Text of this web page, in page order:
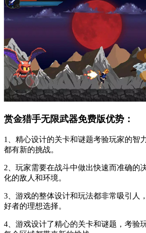
赏金猎手无限武器免费版优势：
1、精心设计的关卡和谜题考验玩家的智
都有新的挑战。
2、玩家需要在战斗中做出快速而准确的
化的敌人和环境。
3、游戏的整体设计和玩法都非常吸引人
好者的理想选择。
4、游戏设计了精心的关卡和谜题，考验